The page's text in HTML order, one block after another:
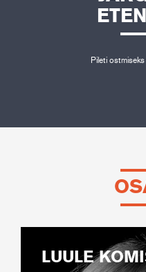
Pileti ostmiseks
LUULE